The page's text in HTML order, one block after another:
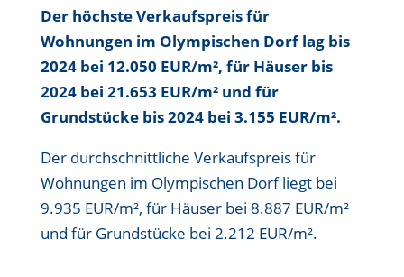
Der höchste Verkaufspreis für
Wohnungen im Olympischen Dorflag bis
2024 bei 12.050 EUR/m², für Häuser bis
2024 bei 21.653 EUR/m²und für
Grundstücke bis2024 bei 3.155 EUR/m².
Der durchschnittliche Verkaufspreis für
Wohnungen im Olympischen Dorf liegt bei
9.935 EUR/m², für Häuser bei 8.887 EUR/m²
und für Grundstücke bei 2.212 EUR/m².